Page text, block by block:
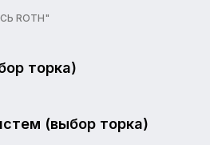
ROTH"
торка)
(выбор торка)